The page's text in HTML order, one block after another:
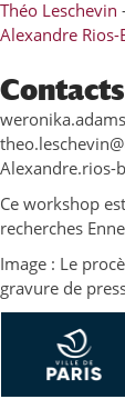
Théo Leschevin
Alexandre Rios-
Contacts
Alexandre.rios-
Ce workshop
recherches
Image : Le
gravure de